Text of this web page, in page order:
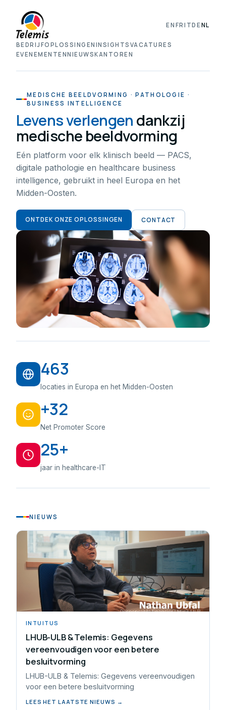
BEDRIJFOPLOSSINGEN INSIGHTS VACATURES
EVENEMENTENNIEUWSKANTOREN
ENFRITDENL
MEDISCHE BEELDVORMING · PATHOLOGIE ·
BUSINESS INTELLIGENCE
Levens verlengen dankzij
medische beeldvorming
Eén platform voor elk klinisch beeld — PACS,
digitale pathologie en healthcare business
intelligence, gebruikt in heel Europa en het
Midden-Oosten.
ONTDEK ONZE OPLOSSINGEN CONTACT
463
locaties in Europa en het Midden-Oosten
+32
Net Promoter Score
25+
jaar in healthcare-IT
NIEUWS
INTUITUS
LHUB-ULB & Telemis: Gegevens
vereenvoudigen voor een betere
besluitvorming
LHUB-ULB & Telemis: Gegevens vereenvoudigen
voor een betere besluitvorming
LEES HET LAATSTE NIEUWS →